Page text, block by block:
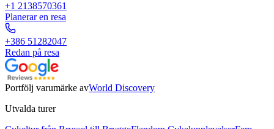
+1 2138570361
Planerar en resa
+386 51282047
Redan på resa
Portfölj varumärke avWorld Discovery
Utvalda turer